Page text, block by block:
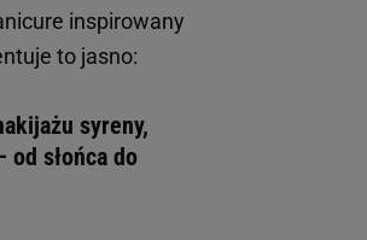
inspirowany
to jasno:
syreny,
słońca do